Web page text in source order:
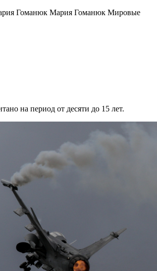
Гоманюк Мария Гоманюк Мировые
на период от десяти до 15 лет.